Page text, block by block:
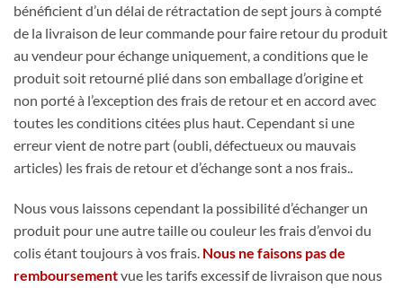
bénéficient d’un délai de rétractation de sept jours à compté
de la livraison de leur commande pour faire retour du produit
au vendeur pour échange uniquement, a conditions que le
produit soit retourné plié dans son emballage d’origine et
non porté à l’exception des frais de retour et en accord avec
toutes les conditions citées plus haut. Cependant si une
erreur vient de notre part (oubli, défectueux ou mauvais
articles) les frais de retour et d’échange sont a nos frais..
Nous vous laissons cependant la possibilité d’échanger un
produit pour une autre taille ou couleur les frais d’envoi du
colis étant toujours à vos frais. Nous ne faisons pas de
remboursementvue les tarifs excessif de livraison que nous